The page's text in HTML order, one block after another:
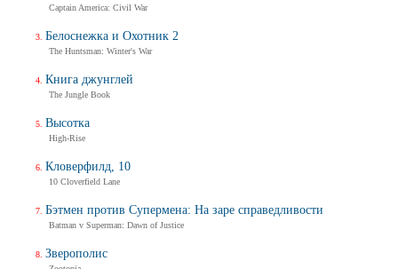
Captain America: Civil War
Белоснежка и Охотник 2
The Huntsman: Winter's War
Книга джунглей
The Jungle Book
Высотка
High-Rise
Кловерфилд, 10
10 Cloverfield Lane
Бэтмен против Супермена: На заре справедливости
Batman v Superman: Dawn of Justice
Зверополис